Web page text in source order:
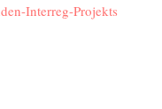
Interreg-Projekts